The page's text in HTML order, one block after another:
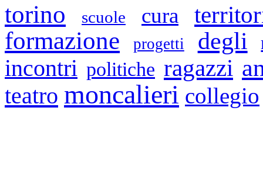
torino scuole cura
formazione progetti degli
incontri politiche ragazzi
teatro moncalieri collegio